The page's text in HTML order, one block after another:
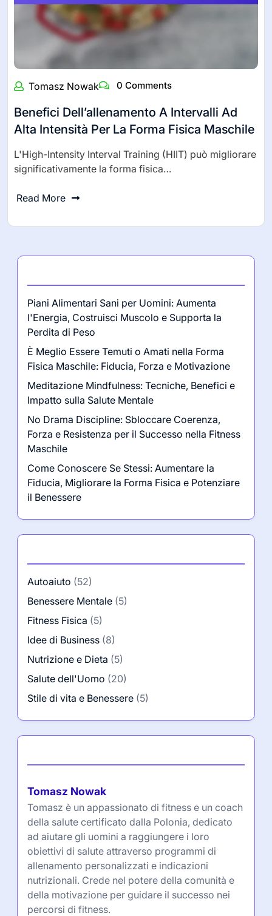
Tomasz Nowak 0 Comments
Benefici Dell’allenamento A Intervalli Ad
Alta Intensità Per La Forma Fisica Maschile
L'High-Intensity Interval Training (HIIT) può migliorare
significativamente la forma fisica…
Read More
Piani Alimentari Sani per Uomini: Aumenta
l'Energia, Costruisci Muscolo e Supporta la
Perdita di Peso
È Meglio Essere Temuti o Amati nella Forma
Fisica Maschile: Fiducia, Forza e Motivazione
Meditazione Mindfulness: Tecniche, Benefici e
Impatto sulla Salute Mentale
No Drama Discipline: Sbloccare Coerenza,
Forza e Resistenza per il Successo nella Fitness
Maschile
Come Conoscere Se Stessi: Aumentare la
Fiducia, Migliorare la Forma Fisica e Potenziare
il Benessere
Autoaiuto (52)
Benessere Mentale (5)
Fitness Fisica (5)
Idee di Business (8)
Nutrizione e Dieta (5)
Salute dell'Uomo (20)
Stile di vita e Benessere (5)
Tomasz Nowak
Tomasz è un appassionato di fitness e un coach
della salute certificato dalla Polonia, dedicato
ad aiutare gli uomini a raggiungere i loro
obiettivi di salute attraverso programmi di
allenamento personalizzati e indicazioni
nutrizionali. Crede nel potere della comunità e
della motivazione per guidare il successo nei
percorsi di fitness.